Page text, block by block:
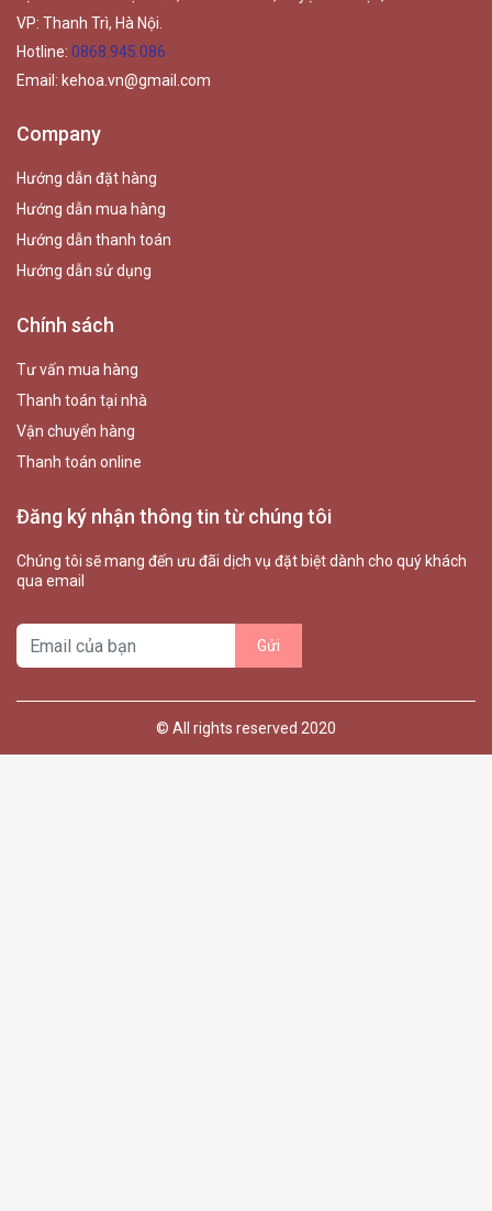
VP: Thanh Trì, Hà Nội.
Hotline: 0868.945.086
Email: kehoa.vn@gmail.com
Company
Hướng dẫn đặt hàng
Hướng dẫn mua hàng
Hướng dẫn thanh toán
Hướng dẫn sử dụng
Chính sách
Tư vấn mua hàng
Thanh toán tại nhà
Vận chuyển hàng
Thanh toán online
Đăng ký nhận thông tin từ chúng tôi
Chúng tôi sẽ mang đến ưu đãi dịch vụ đặt biệt dành cho quý khách
qua email
© All rights reserved 2020